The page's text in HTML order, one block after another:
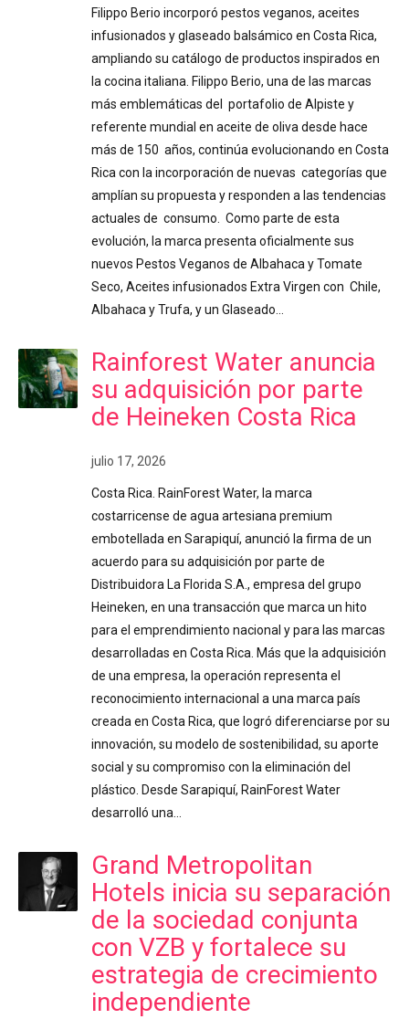
Filippo Berio incorporó pestos veganos, aceites
infusionados y glaseado balsámico en Costa Rica,
ampliando su catálogo de productos inspirados en
la cocina italiana. Filippo Berio, una de las marcas
más emblemáticas del portafolio de Alpiste y
referente mundial en aceite de oliva desde hace
más de 150 años, continúa evolucionando en Costa
Rica con la incorporación de nuevas categorías que
amplían su propuesta y responden a las tendencias
actuales de consumo. Como parte de esta
evolución, la marca presenta oficialmente sus
nuevos Pestos Veganos de Albahaca y Tomate
Seco, Aceites infusionados Extra Virgen con Chile,
Albahaca y Trufa, y un Glaseado…
Rainforest Water anuncia
su adquisición por parte
de Heineken Costa Rica
julio 17, 2026
Costa Rica. RainForest Water, la marca
costarricense de agua artesiana premium
embotellada en Sarapiquí, anunció la firma de un
acuerdo para su adquisición por parte de
Distribuidora La Florida S.A., empresa del grupo
Heineken, en una transacción que marca un hito
para el emprendimiento nacional y para las marcas
desarrolladas en Costa Rica. Más que la adquisición
de una empresa, la operación representa el
reconocimiento internacional a una marca país
creada en Costa Rica, que logró diferenciarse por su
innovación, su modelo de sostenibilidad, su aporte
social y su compromiso con la eliminación del
plástico. Desde Sarapiquí, RainForest Water
desarrolló una…
Grand Metropolitan
Hotels inicia su separación
de la sociedad conjunta
con VZB y fortalece su
estrategia de crecimiento
independiente